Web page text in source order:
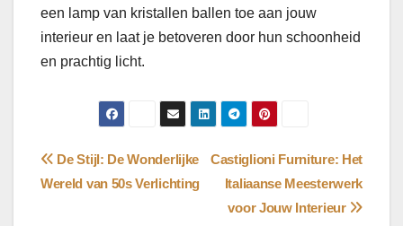
een lamp van kristallen ballen toe aan jouw
interieur en laat je betoveren door hun schoonheid
en prachtig licht.
Bericht
Castiglioni Furniture: Het
Italiaanse Meesterwerk
voor Jouw Interieur
De Stijl: De Wonderlijke
Wereld van 50s Verlichting